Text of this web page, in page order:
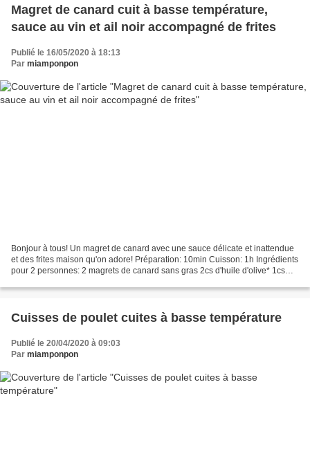
Magret de canard cuit à basse température,
sauce au vin et ail noir accompagné de frites
Publié le 16/05/2020 à 18:13
Par miamponpon
Bonjour à tous! Un magret de canard avec une sauce délicate et inattendue
et des frites maison qu'on adore! Préparation: 10min Cuisson: 1h Ingrédients
pour 2 personnes: 2 magrets de canard sans gras 2cs d'huile d'olive* 1cs
Cuisses de poulet cuites à basse température
Publié le 20/04/2020 à 09:03
Par miamponpon